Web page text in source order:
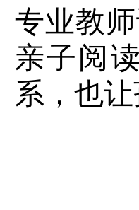
专业教
亲子阅
系，也